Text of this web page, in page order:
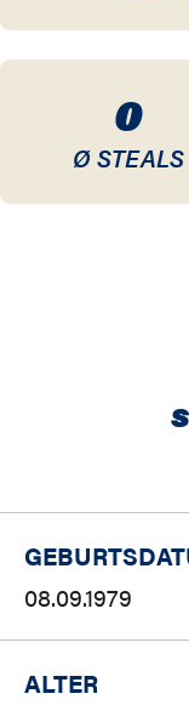
0
Ø STEALS
08.09.1979
ALTER